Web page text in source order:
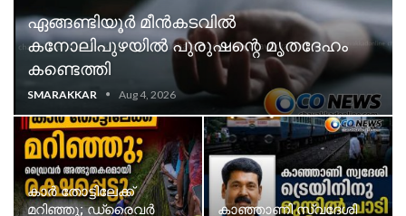
ഏങ്ങണ്ടിയൂർ മീൻകടവിൽ
കനോലിപുഴയിൽ പുരുഷന്റെ മൃതദേഹം
കണ്ടെത്തി
SMARAKKAR Aug 4, 2026
കാർ തോട്ടിലേക്ക്
മറിഞ്ഞു; ഡ്രൈവർ
കാഞ്ഞാണി സ്വദേശി